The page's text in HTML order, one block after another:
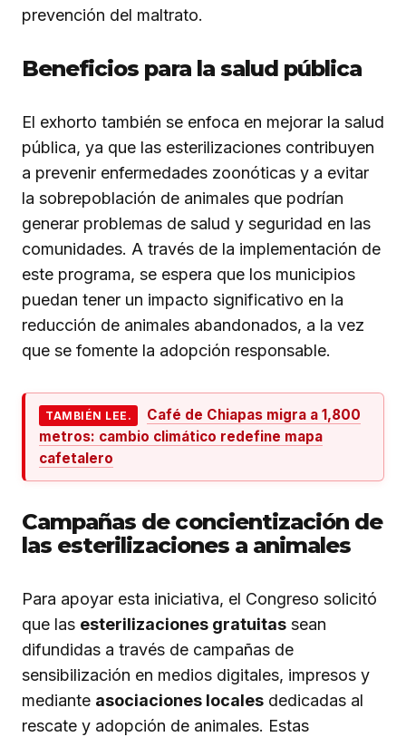
prevención del maltrato.
Beneficios para la salud pública
El exhorto también se enfoca en mejorar la salud
pública, ya que las esterilizaciones contribuyen
a prevenir enfermedades zoonóticas y a evitar
la sobrepoblación de animales que podrían
generar problemas de salud y seguridad en las
comunidades. A través de la implementación de
este programa, se espera que los municipios
puedan tener un impacto significativo en la
reducción de animales abandonados, a la vez
que se fomente la adopción responsable.
TAMBIÉN LEE.
Café de Chiapas migra a 1,800
metros: cambio climático redefine mapa
cafetalero
Campañas de concientización de
las esterilizaciones a animales
Para apoyar esta iniciativa, el Congreso solicitó
que las esterilizaciones gratuitas sean
difundidas a través de campañas de
sensibilización en medios digitales, impresos y
mediante asociaciones locales dedicadas al
rescate y adopción de animales. Estas